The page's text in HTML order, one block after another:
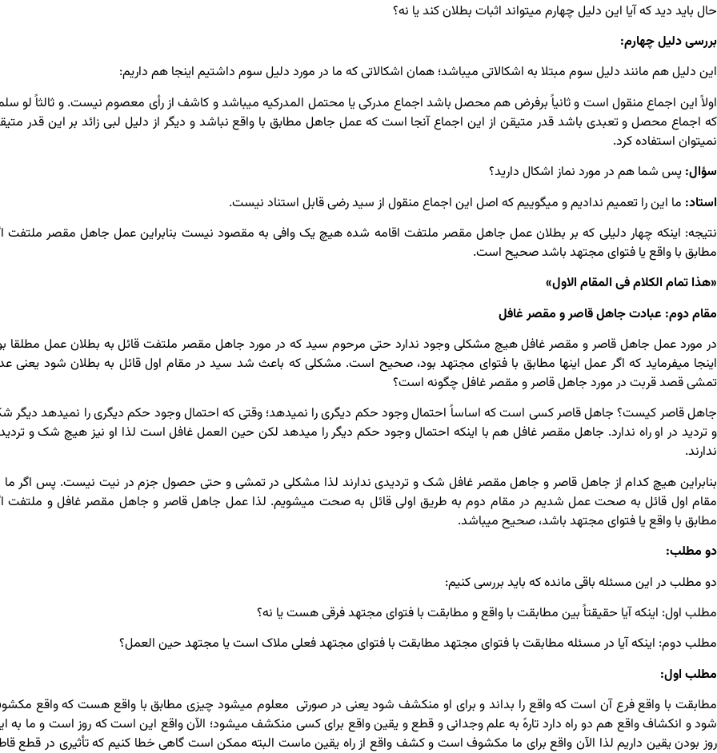
حال باید دید که آیا این دلیل چهارم می­تواند اثبات بطلان کند یا نه؟
بررسی دلیل چهارم:
این دلیل هم مانند دلیل سوم مبتلا به اشکالاتی می­باشد؛ همان اشکالاتی که ما در مورد دلیل سوم داشتیم اینجا هم داریم:
اولاً این اجماع منقول است و ثانیاً برفرض هم محصل باشد اجماع مدرکی یا محتمل المدرکیه می­باشد و کاشف از رأی معصوم نیست. و ثالثاً لو
که اجماع محصل و تعبدی باشد قدر متیقن از این اجماع آنجا است که عمل جاهل مطابق با واقع نباشد و دیگر از دلیل لبی زائد بر این قدر
نمی­توان استفاده کرد.
سؤال: پس شما هم در مورد نماز اشکال دارید؟
استاد: ما این را تعمیم ندادیم و می­گوییم که اصل این اجماع منقول از سید رضی قابل استناد نیست.
نتیجه: اینکه چهار دلیلی که بر بطلان عمل جاهل مقصر ملتفت اقامه شده هیچ یک وافی به مقصود نیست بنابراین عمل جاهل مقصر ملتفت
مطابق با واقع یا فتوای مجتهد باشد صحیح است.
«هذا تمام الکلام فی المقام الاول»
مقام دوم: عبادت جاهل قاصر و مقصر غافل
در مورد عمل جاهل قاصر و مقصر غافل هیچ مشکلی وجود ندارد حتی مرحوم سید که در مورد جاهل مقصر ملتفت قائل به بطلان عمل مطلقا
اینجا می­فرماید که اگر عمل اینها مطابق با فتوای مجتهد بود، صحیح است. مشکلی که باعث شد سید در مقام اول قائل به بطلان شود یعنی
تمشی قصد قربت در مورد جاهل قاصر و مقصر غافل چگونه است؟
جاهل قاصر کیست؟ جاهل قاصر کسی است که اساساً احتمال وجود حکم دیگری را نمی­دهد؛ وقتی که احتمال وجود حکم دیگری را نمی­دهد دیگر
و تردید در او راه ندارد. جاهل مقصر غافل هم با اینکه احتمال وجود حکم دیگر را می­دهد لکن حین العمل غافل است لذا او نیز هیچ شک و
ندارند.
بنابراین هیچ کدام از جاهل قاصر و جاهل مقصر غافل شک و تردیدی ندارند لذا مشکلی در تمشی و حتی حصول جزم در نیت نیست. پس اگر ما
مقام اول قائل به صحت عمل شدیم در مقام دوم به طریق اولی قائل به صحت می­شویم. لذا عمل جاهل قاصر و جاهل مقصر غافل و ملتفت
مطابق با واقع یا فتوای مجتهد باشد، صحیح می­باشد.
دو مطلب:
دو مطلب در این مسئله باقی مانده که باید بررسی کنیم:
مطلب اول: اینکه آیا حقیقتاً بین مطابقت با واقع و مطابقت با فتوای مجتهد فرقی هست یا نه؟
مطلب دوم: اینکه آیا در مسئله مطابقت با فتوای مجتهد مطابقت با فتوای مجتهد فعلی ملاک است یا مجتهد حین العمل؟
مطلب اول:
مطابقت با واقع فرع آن است که واقع را بداند و برای او منکشف شود یعنی در صورتی معلوم می­شود چیزی مطابق با واقع هست که واقع
شود و انکشاف واقع هم دو راه دارد تارهً به علم وجدانی و قطع و یقین واقع برای کسی منکشف می­شود؛ الآن واقع این است که روز است و ما به
روز بودن یقین داریم لذا الآن واقع برای ما مکشوف است و کشف واقع از راه یقین ماست البته ممکن است گاهی خطا کنیم که تأثیری در قطع